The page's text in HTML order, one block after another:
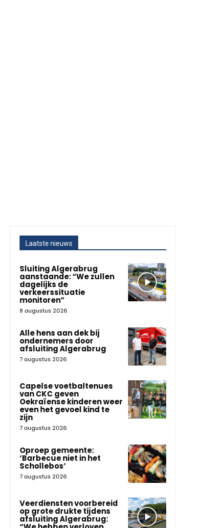
Laatste nieuws
Sluiting Algerabrug
aanstaande: “We zullen
dagelijks de
verkeerssituatie
monitoren”
8 augustus 2026
Alle hens aan dek bij
ondernemers door
afsluiting Algerabrug
7 augustus 2026
Capelse voetbaltenues
van CKC geven
Oekraïense kinderen weer
even het gevoel kind te
zijn
7 augustus 2026
Oproep gemeente:
‘Barbecue niet in het
Schollebos’
7 augustus 2026
Veerdiensten voorbereid
op grote drukte tijdens
afsluiting Algerabrug: